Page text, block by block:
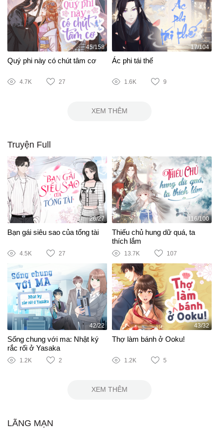
45/158
Quý phi này có chút tâm cơ
4.7K 27
17/104
Ác phi tái thế
1.6K 9
XEM THÊM
Truyện Full
26/27
Bạn gái siêu sao của tổng tài
4.5K 27
116/100
Thiếu chủ hung dữ quá, ta
thích lắm
13.7K 107
42/22
Sống chung với ma: Nhật ký
rắc rối ở Yasaka
1.2K 2
43/32
Thợ làm bánh ở Ooku!
1.2K 5
XEM THÊM
LÃNG MẠN